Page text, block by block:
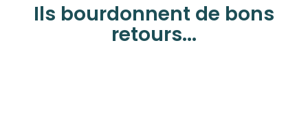
Ils bourdonnent de bons
retours...